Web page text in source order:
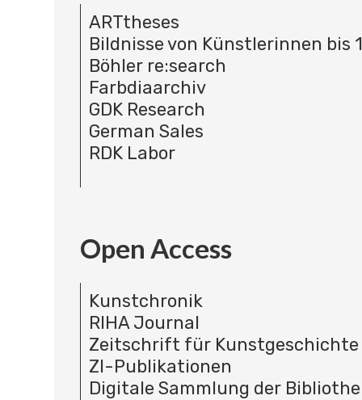
ARTtheses
Bildnisse von Künstlerinnen bis
Böhler re:search
Farbdiaarchiv
GDK Research
German Sales
RDK Labor
Open Access
Kunstchronik
RIHA Journal
Zeitschrift für Kunstgeschichte
ZI-Publikationen
Digitale Sammlung der